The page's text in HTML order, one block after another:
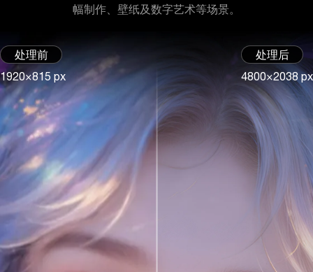
幅制作、壁纸及数字艺术等场景。
处理前
1920×815 px
处理后
4800×2038 px